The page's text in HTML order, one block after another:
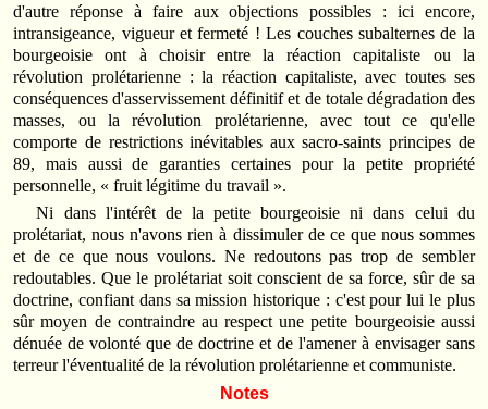
d'autre réponse à faire aux objections possibles : ici encore,
intransigeance, vigueur et fermeté ! Les couches subalternes de la
bourgeoisie ont à choisir entre la réaction capitaliste ou la
révolution prolétarienne : la réaction capitaliste, avec toutes ses
conséquences d'asservissement définitif et de totale dégradation des
masses, ou la révolution prolétarienne, avec tout ce qu'elle
comporte de restrictions inévitables aux sacro-saints principes de
89, mais aussi de garanties certaines pour la petite propriété
personnelle, « fruit légitime du travail ».
Ni dans l'intérêt de la petite bourgeoisie ni dans celui du
prolétariat, nous n'avons rien à dissimuler de ce que nous sommes
et de ce que nous voulons. Ne redoutons pas trop de sembler
redoutables. Que le prolétariat soit conscient de sa force, sûr de sa
doctrine, confiant dans sa mission historique : c'est pour lui le plus
sûr moyen de contraindre au respect une petite bourgeoisie aussi
dénuée de volonté que de doctrine et de l'amener à envisager sans
terreur l'éventualité de la révolution prolétarienne et communiste.
Notes